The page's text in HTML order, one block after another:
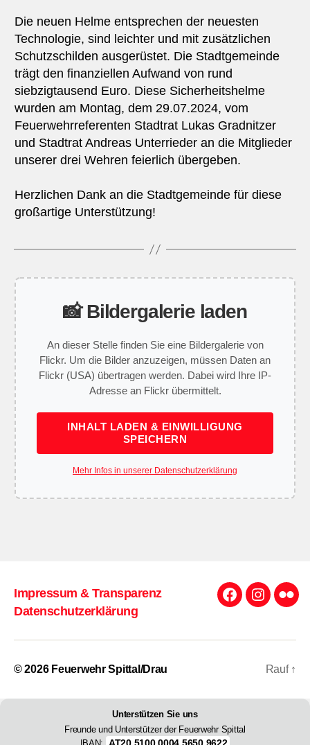
Die neuen Helme entsprechen der neuesten
Technologie, sind leichter und mit zusätzlichen
Schutzschilden ausgerüstet. Die Stadtgemeinde
trägt den finanziellen Aufwand von rund
siebzigtausend Euro. Diese Sicherheitshelme
wurden am Montag, dem 29.07.2024, vom
Feuerwehrreferenten Stadtrat Lukas Gradnitzer
und Stadtrat Andreas Unterrieder an die Mitglieder
unserer drei Wehren feierlich übergeben.
Herzlichen Dank an die Stadtgemeinde für diese
großartige Unterstützung!
📸 Bildergalerie laden
An dieser Stelle finden Sie eine Bildergalerie von
Flickr. Um die Bilder anzuzeigen, müssen Daten an
Flickr (USA) übertragen werden. Dabei wird Ihre IP-
Adresse an Flickr übermittelt.
INHALT LADEN & EINWILLIGUNG
SPEICHERN
Mehr Infos in unserer Datenschutzerklärung
Impressum & Transparenz
Datenschutzerklärung
Facebook
© 2026 Feuerwehr Spittal/Drau Rauf ↑
Unterstützen Sie uns
Freunde und Unterstützer der Feuerwehr Spittal